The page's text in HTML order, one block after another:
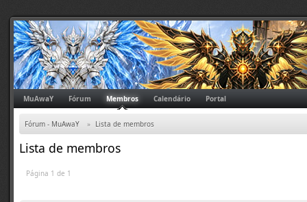
MuAwaY Fórum Membros Calendário Portal
Fórum - MuAwaY » Lista de membros
Lista de membros
Página 1 de 1